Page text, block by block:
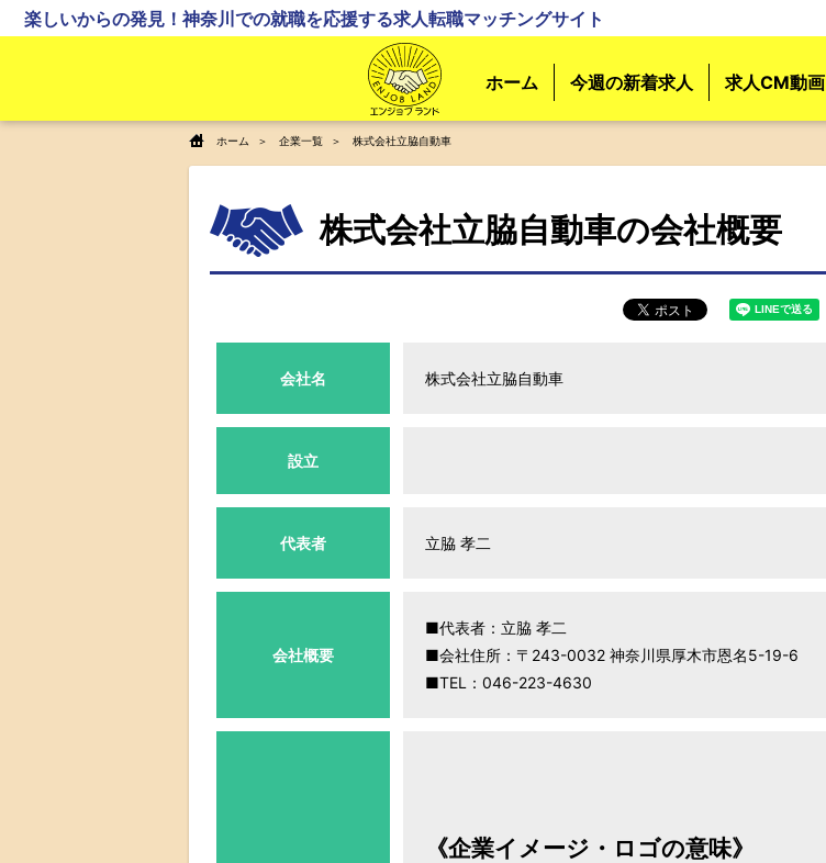
ホーム 今週の新着求人 求人CM動画
楽しいからの発見！神奈川での就職を応援する求人転職マッチングサイト
ホーム 企業一覧 株式会社立脇自動車
株式会社立脇自動車の会社概要
会社名 株式会社立脇自動車
設立
代表者 立脇 孝二
会社概要
■代表者：立脇 孝二
■会社住所：〒243-0032 神奈川県厚木市恩名5-19-6
■TEL：046-223-4630
《企業イメージ・ロゴの意味》